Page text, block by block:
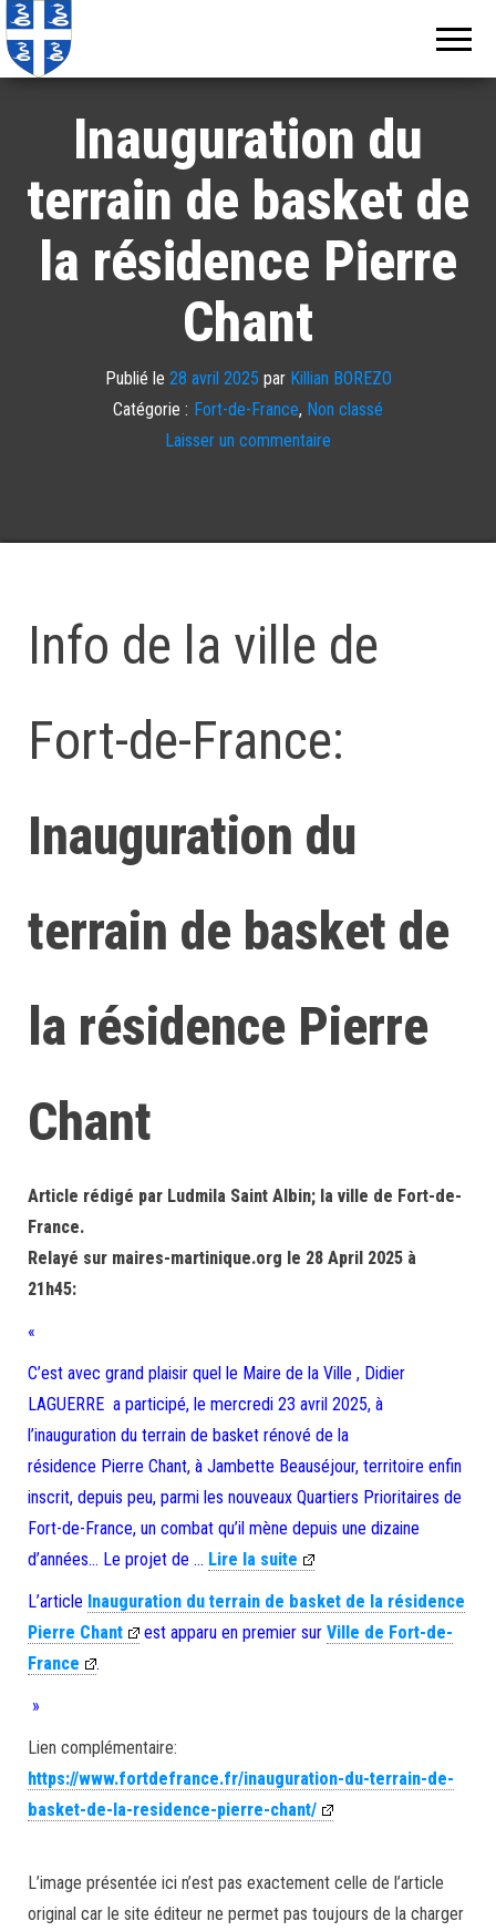
Inauguration du
terrain de basket de
la résidence Pierre
Chant
Publié le 28 avril 2025 par Killian BOREZO
Catégorie : Fort-de-France, Non classé
Laisser un commentaire
Info de la ville de
Fort-de-France:
Inauguration du
terrain de basket de
la résidence Pierre
Chant
Article rédigé par Ludmila Saint Albin; la ville de Fort-de-
France.
Relayé sur maires-martinique.org le 28 April 2025 à
21h45:
«
C’est avec grand plaisir quel le Maire de la Ville , Didier
LAGUERRE a participé, le mercredi 23 avril 2025, à
l’inauguration du terrain de basket rénové de la
résidence Pierre Chant, à Jambette Beauséjour, territoire enfin
inscrit, depuis peu, parmi les nouveaux Quartiers Prioritaires de
Fort-de-France, un combat qu’il mène depuis une dizaine
d’années… Le projet de … Lire la suite
L’article Inauguration du terrain de basket de la résidence
Pierre Chant
est apparu en premier sur Ville de Fort-de-
France
.
»
Lien complémentaire:
https://www.fortdefrance.fr/inauguration-du-terrain-de-
basket-de-la-residence-pierre-chant/
L’image présentée ici n’est pas exactement celle de l’article
original car le site éditeur ne permet pas toujours de la charger